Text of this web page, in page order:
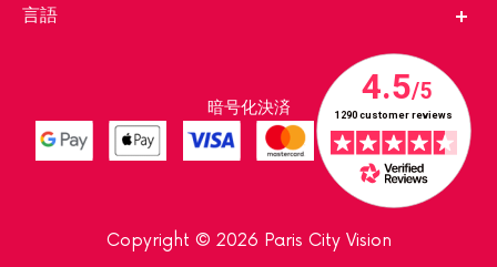
言語
暗号化決済
Copyright © 2026 Paris City Vision